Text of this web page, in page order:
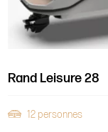
Rand Leisure 28
12 personnes